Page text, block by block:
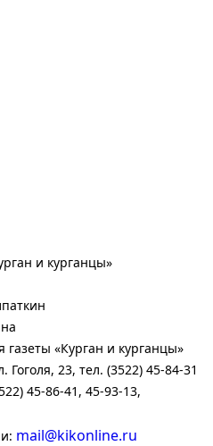
и курганцы»
«Курган и курганцы»
Гоголя, 23, тел. (3522) 45-84-31
45-86-41, 45-93-13,
mail@kikonline.ru